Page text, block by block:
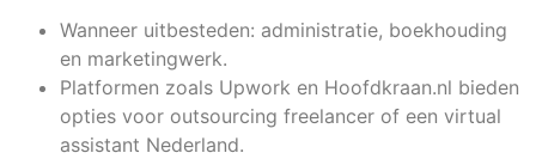
Wanneer uitbesteden: administratie, boekhouding
en marketingwerk.
Platformen zoals Upwork en Hoofdkraan.nl bieden
opties voor outsourcing freelancer of een virtual
assistant Nederland.